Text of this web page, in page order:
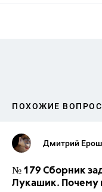
ПОХОЖИЕ
Дмитрий
№ 179 Сборник
Лукашик. Почему